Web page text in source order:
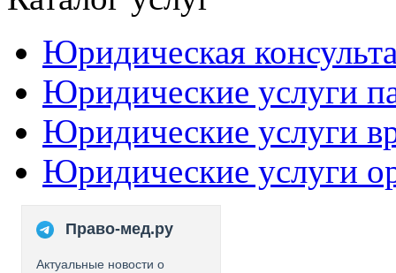
Юридическая
Юридические услуги
Юридические услуги
Юридические услуги
Право-мед.ру
Актуальные новости о